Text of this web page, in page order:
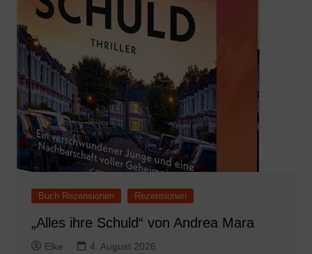
Buch Rezensionen Rezensionen
„Alles ihre Schuld“ von Andrea Mara
Elke 4. August 2026